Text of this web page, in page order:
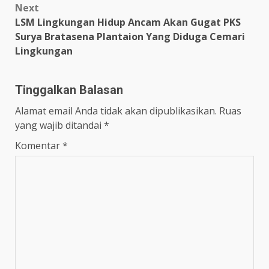
Next
LSM Lingkungan Hidup Ancam Akan Gugat PKS
Surya Bratasena Plantaion Yang Diduga Cemari
Lingkungan
Tinggalkan Balasan
Alamat email Anda tidak akan dipublikasikan. Ruas
yang wajib ditandai *
Komentar*